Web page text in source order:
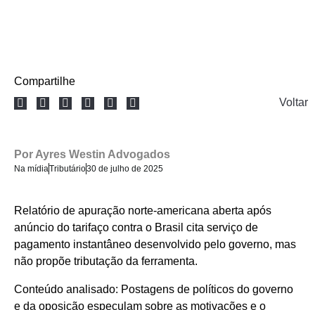
Compartilhe
Voltar
Por Ayres Westin Advogados
Na mídiaTributário30 de julho de 2025
Relatório de apuração norte-americana aberta após
anúncio do tarifaço contra o Brasil cita serviço de
pagamento instantâneo desenvolvido pelo governo, mas
não propõe tributação da ferramenta.
Conteúdo analisado: Postagens de políticos do governo
e da oposição especulam sobre as motivações e o